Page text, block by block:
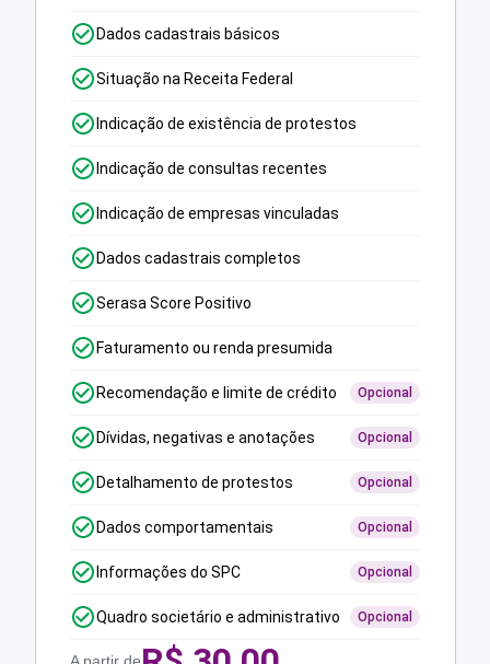
Dados cadastrais básicos
Situação na Receita Federal
Indicação de existência de protestos
Indicação de consultas recentes
Indicação de empresas vinculadas
Dados cadastrais completos
Serasa Score Positivo
Faturamento ou renda presumida
Recomendação e limite de crédito Opcional
Dívidas, negativas e anotações Opcional
Detalhamento de protestos Opcional
Dados comportamentais Opcional
Informações do SPC Opcional
Quadro societário e administrativo Opcional